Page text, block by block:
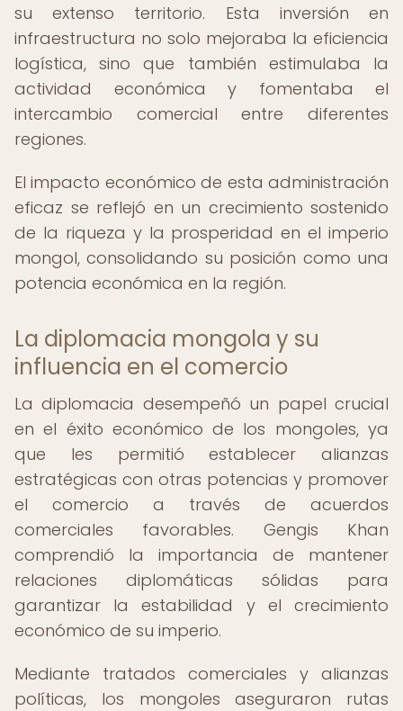
su extenso territorio. Esta inversión en
infraestructura no solo mejoraba la eficiencia
logística, sino que también estimulaba la
actividad económica y fomentaba el
intercambio comercial entre diferentes
regiones.
El impacto económico de esta administración
eficaz se reflejó en un crecimiento sostenido
de la riqueza y la prosperidad en el imperio
mongol, consolidando su posición como una
potencia económica en la región.
La diplomacia mongola y su
influencia en el comercio
La diplomacia desempeñó un papel crucial
en el éxito económico de los mongoles, ya
que les permitió establecer alianzas
estratégicas con otras potencias y promover
el comercio a través de acuerdos
comerciales favorables. Gengis Khan
comprendió la importancia de mantener
relaciones diplomáticas sólidas para
garantizar la estabilidad y el crecimiento
económico de su imperio.
Mediante tratados comerciales y alianzas
políticas, los mongoles aseguraron rutas